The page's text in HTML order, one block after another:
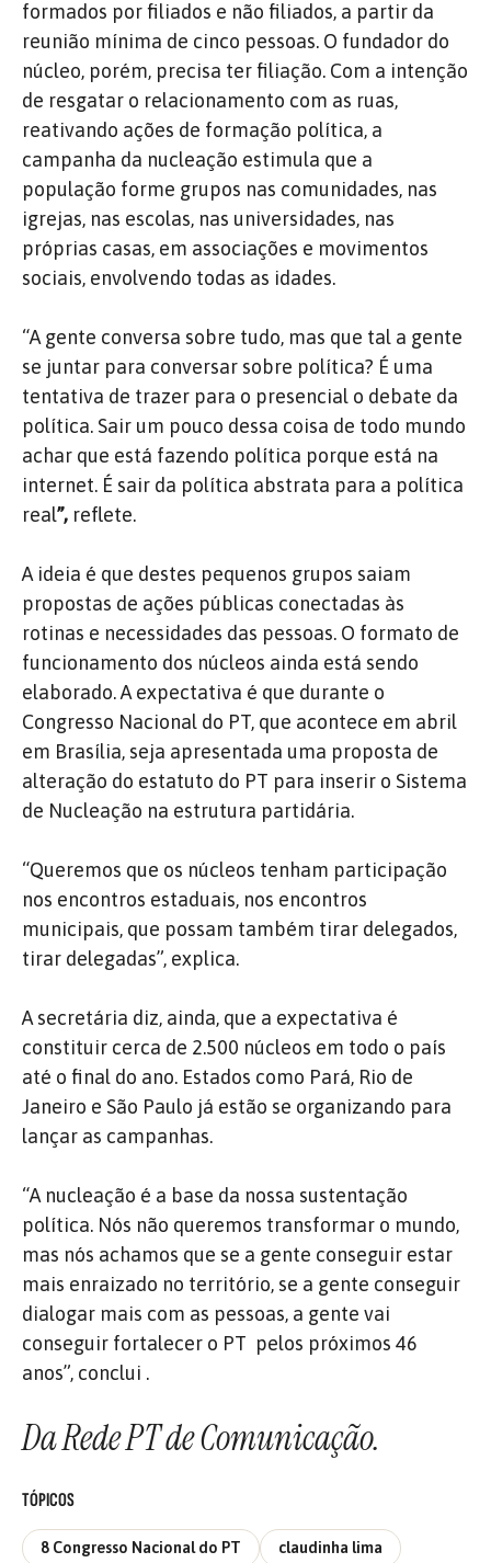
formados por filiados e não filiados, a partir da
reunião mínima de cinco pessoas. O fundador do
núcleo, porém, precisa ter filiação. Com a intenção
de resgatar o relacionamento com as ruas,
reativando ações de formação política, a
campanha da nucleação estimula que a
população forme grupos nas comunidades, nas
igrejas, nas escolas, nas universidades, nas
próprias casas, em associações e movimentos
sociais, envolvendo todas as idades.
“A gente conversa sobre tudo, mas que tal a gente
se juntar para conversar sobre política? É uma
tentativa de trazer para o presencial o debate da
política. Sair um pouco dessa coisa de todo mundo
achar que está fazendo política porque está na
internet. É sair da política abstrata para a política
real”, reflete.
A ideia é que destes pequenos grupos saiam
propostas de ações públicas conectadas às
rotinas e necessidades das pessoas. O formato de
funcionamento dos núcleos ainda está sendo
elaborado. A expectativa é que durante o
Congresso Nacional do PT, que acontece em abril
em Brasília, seja apresentada uma proposta de
alteração do estatuto do PT para inserir o Sistema
de Nucleação na estrutura partidária.
“Queremos que os núcleos tenham participação
nos encontros estaduais, nos encontros
municipais, que possam também tirar delegados,
tirar delegadas”, explica.
A secretária diz, ainda, que a expectativa é
constituir cerca de 2.500 núcleos em todo o país
até o final do ano. Estados como Pará, Rio de
Janeiro e São Paulo já estão se organizando para
lançar as campanhas.
“A nucleação é a base da nossa sustentação
política. Nós não queremos transformar o mundo,
mas nós achamos que se a gente conseguir estar
mais enraizado no território, se a gente conseguir
dialogar mais com as pessoas, a gente vai
conseguir fortalecer o PT pelos próximos 46
anos”, conclui .
Da Rede PT de Comunicação.
TÓPICOS
8 Congresso Nacional do PT claudinha lima